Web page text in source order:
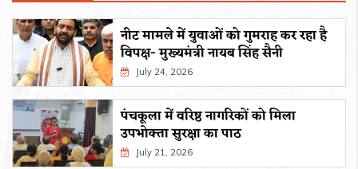
नीट मामले में युवाओं को गुमराह कर रहा है
विपक्ष- मुख्यमंत्री नायब सिंह सैनी
July 24, 2026
पंचकूला में वरिष्ठ नागरिकों को मिला
उपभोक्ता सुरक्षा का पाठ
July 21, 2026